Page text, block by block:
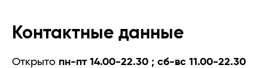
Контактные данные
Открыто пн-пт 14.00-22.30 ; сб-вс 11.00-22.30